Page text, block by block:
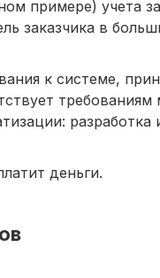
примере) учета
заказчика в
к системе,
деньги.